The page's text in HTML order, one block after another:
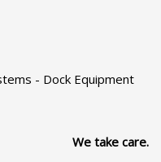
- Dock Equipment
We take care.